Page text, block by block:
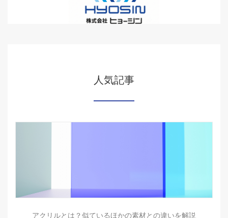
人気記事
アクリルとは？似ているほかの素材との違いを解説